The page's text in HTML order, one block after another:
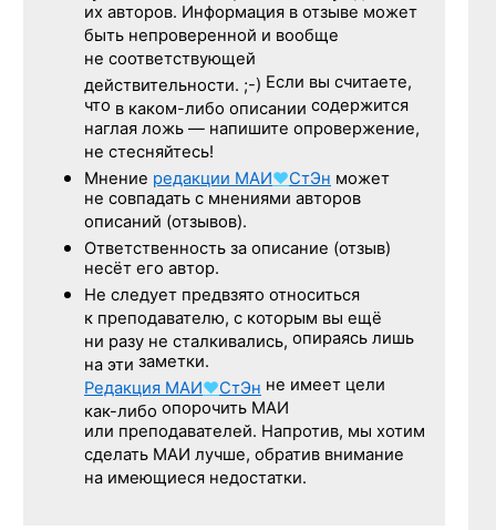
их авторов. Информация в отзыве может
быть непроверенной и вообще
не соответствующей
действительности. ;-) Если вы считаете,
что в каком-либо описании содержится
наглая ложь — напишите опровержение,
не стесняйтесь!
Мнение редакции МАИ♥СтЭн может
не совпадать с мнениями авторов
описаний (отзывов).
Ответственность за описание (отзыв)
несёт его автор.
Не следует предвзято относиться
к преподавателю, с которым вы ещё
ни разу не сталкивались, опираясь лишь
на эти заметки.
Редакция МАИ♥СтЭн не имеет цели
как-либо опорочить МАИ
или преподавателей. Напротив, мы хотим
сделать МАИ лучше, обратив внимание
на имеющиеся недостатки.